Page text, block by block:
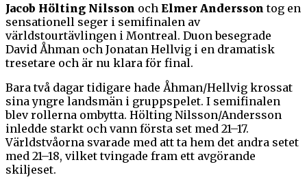
Jacob Hölting Nilsson och Elmer Anderssontog en
sensationell seger i semifinalen av
världstourtävlingen i Montreal. Duon besegrade
David Åhman och Jonatan Hellvig i en dramatisk
tresetare och är nu klara för final.
Bara två dagar tidigare hade Åhman/Hellvig krossat
sina yngre landsmän i gruppspelet. I semifinalen
blev rollerna ombytta. Hölting Nilsson/Andersson
inledde starkt och vann första set med 21–17.
Världstvåorna svarade med att ta hem det andra setet
med 21–18, vilket tvingade fram ett avgörande
skiljeset.